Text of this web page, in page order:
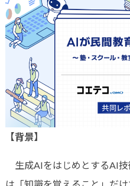
【背景】
生成AIをはじめとするAI技